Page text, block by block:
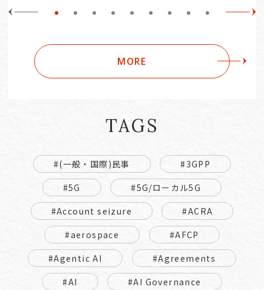
MORE
TAGS
#(一般・国際)民事
#3GPP
#5G
#5G/ローカル5G
#Account seizure
#ACRA
#aerospace
#AFCP
#Agentic AI
#Agreements
#AI
#AI Governance